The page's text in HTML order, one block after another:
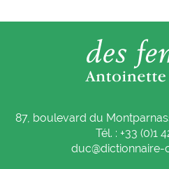
87, boulevard du
Tél. : +33 (0)1